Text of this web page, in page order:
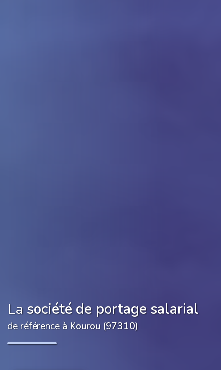
La société de portage salarial
de référence à Kourou (97310)